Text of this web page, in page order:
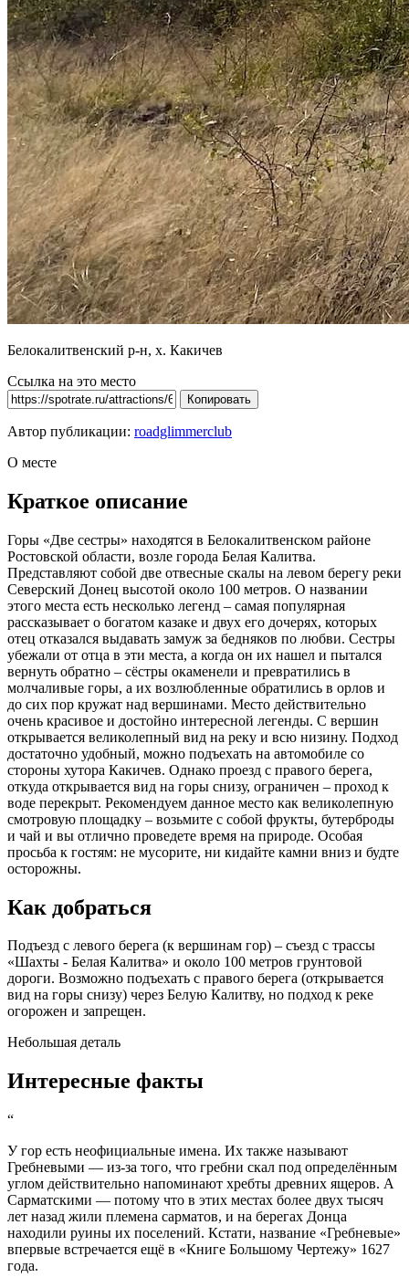
Белокалитвенский р-н, х. Какичев
Ссылка на это место
Копировать
Автор публикации: roadglimmerclub
О месте
Краткое описание
Горы «Две сестры» находятся в Белокалитвенском районе
Ростовской области, возле города Белая Калитва.
Представляют собой две отвесные скалы на левом берегу реки
Северский Донец высотой около 100 метров. О названии
этого места есть несколько легенд – самая популярная
рассказывает о богатом казаке и двух его дочерях, которых
отец отказался выдавать замуж за бедняков по любви. Сестры
убежали от отца в эти места, а когда он их нашел и пытался
вернуть обратно – сёстры окаменели и превратились в
молчаливые горы, а их возлюбленные обратились в орлов и
до сих пор кружат над вершинами. Место действительно
очень красивое и достойно интересной легенды. С вершин
открывается великолепный вид на реку и всю низину. Подход
достаточно удобный, можно подъехать на автомобиле со
стороны хутора Какичев. Однако проезд с правого берега,
откуда открывается вид на горы снизу, ограничен – проход к
воде перекрыт. Рекомендуем данное место как великолепную
смотровую площадку – возьмите с собой фрукты, бутерброды
и чай и вы отлично проведете время на природе. Особая
просьба к гостям: не мусорите, ни кидайте камни вниз и будте
осторожны.
Как добраться
Подъезд с левого берега (к вершинам гор) – съезд с трассы
«Шахты - Белая Калитва» и около 100 метров грунтовой
дороги. Возможно подъехать с правого берега (открывается
вид на горы снизу) через Белую Калитву, но подход к реке
огорожен и запрещен.
Небольшая деталь
Интересные факты
“
У гор есть неофициальные имена. Их также называют
Гребневыми — из-за того, что гребни скал под определённым
углом действительно напоминают хребты древних ящеров. А
Сарматскими — потому что в этих местах более двух тысяч
лет назад жили племена сарматов, и на берегах Донца
находили руины их поселений. Кстати, название «Гребневые»
впервые встречается ещё в «Книге Большому Чертежу» 1627
года.